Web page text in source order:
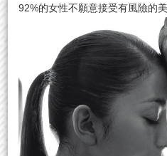
92%的女性不願意接受有風險的